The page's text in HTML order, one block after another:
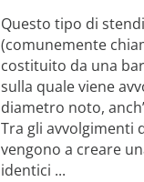
Questo tipo di
(comunemente
costituito da una
sulla quale viene
diametro noto,
Tra gli avvolgimenti
vengono a creare
identici ...